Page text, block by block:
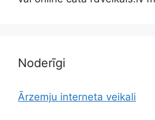
Noderīgi
Ārzemju interneta veikali